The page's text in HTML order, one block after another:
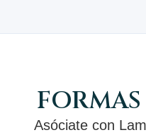
Asóciate con